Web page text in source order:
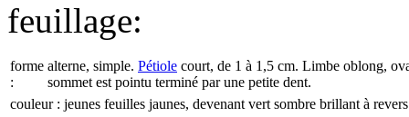
feuillage:
forme
:
alterne, simple. Pétiole court, de 1 à 1,5 cm. Limbe oblong,
sommet est pointu terminé par une petite dent.
couleur : jeunes feuilles jaunes, devenant vert sombre brillant à